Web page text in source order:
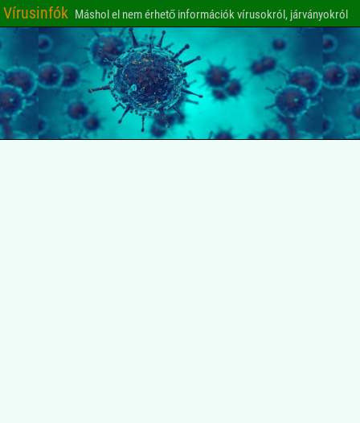
Vírusinfók Máshol el nem érhető információk vírusokról, járványokról